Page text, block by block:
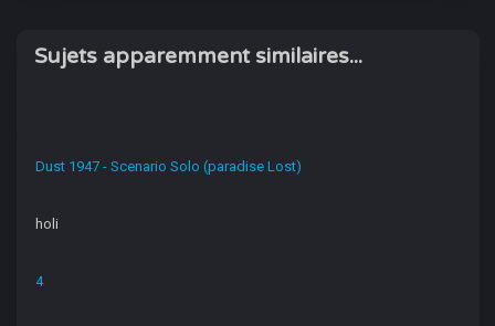
Sujets apparemment similaires...
Dust 1947 - Scenario Solo (paradise Lost)
holi
4